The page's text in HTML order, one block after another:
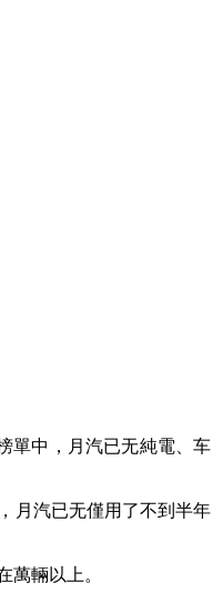
單中，月汽已无純電、车
月汽已无僅用了不到半年
萬輛以上。